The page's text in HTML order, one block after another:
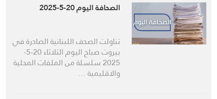
الصحافة اليوم 20-5-2025
تناولت الصحف اللبنانية الصادرة في
بيروت صباح اليوم الثلاثاء 20-5-
2025 سلسلة من الملفات المحلية
والاقليمية …